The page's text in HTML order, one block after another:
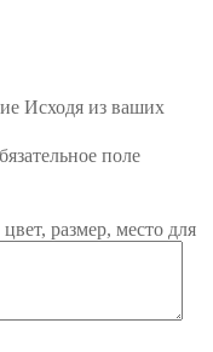
Исходя из ваших
поле
размер, место для